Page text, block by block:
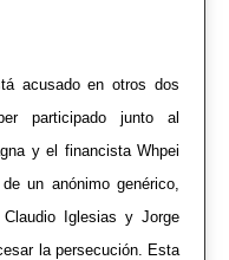
acusado en otros dos
participado junto al
y el financista Whpei
un anónimo genérico,
Iglesias y Jorge
la persecución. Esta